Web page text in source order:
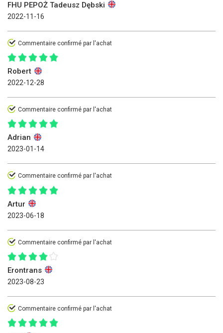
FHU PEPOŻ Tadeusz Dębski
2022-11-16
Commentaire confirmé par l'achat
Robert
2022-12-28
Commentaire confirmé par l'achat
Adrian
2023-01-14
Commentaire confirmé par l'achat
Artur
2023-06-18
Commentaire confirmé par l'achat
Erontrans
2023-08-23
Commentaire confirmé par l'achat